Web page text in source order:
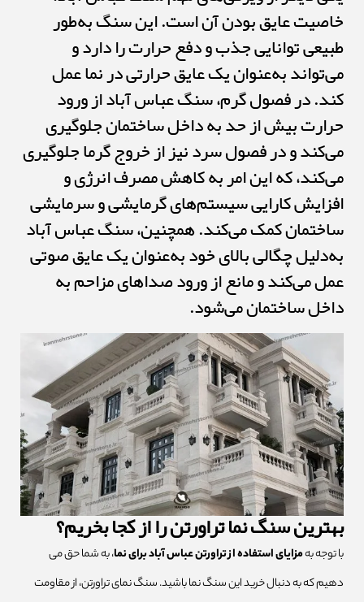
خاصیت عایق بودن آن است. این سنگ به‌طور
طبیعی توانایی جذب و دفع حرارت را دارد و
می‌تواند به‌عنوان یک عایق حرارتی در نما عمل
کند. در فصول گرم، سنگ عباس آباد از ورود
حرارت بیش از حد به داخل ساختمان جلوگیری
می‌کند و در فصول سرد نیز از خروج گرما جلوگیری
می‌کند، که این امر به کاهش مصرف انرژی و
افزایش کارایی سیستم‌های گرمایشی و سرمایشی
ساختمان کمک می‌کند. همچنین، سنگ عباس آباد
به‌دلیل چگالی بالای خود به‌عنوان یک عایق صوتی
عمل می‌کند و مانع از ورود صداهای مزاحم به
داخل ساختمان می‌شود.
بهترین سنگ نما تراورتن را از کجا بخریم؟
با توجه بهمزایای استفاده از تراورتن عباس آباد برای نما، به شما حق می
دهیم که به دنبال خرید این سنگ نما باشید. سنگ نمای تراورتن، از مقاومت